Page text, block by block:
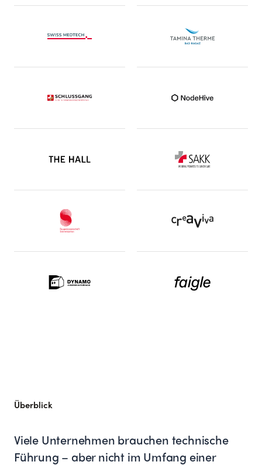
Überblick
Viele Unternehmen brauchen technische
Führung – aber nicht im Umfang einer